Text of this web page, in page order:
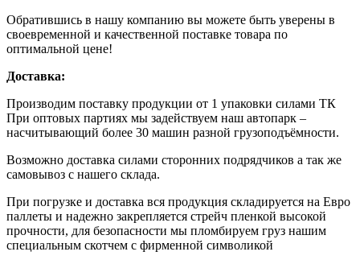
Обратившись в нашу компанию вы можете быть уверены в
своевременной и качественной поставке товара по
оптимальной цене!
Доставка:
Производим поставку продукции от 1 упаковки силами ТК
При оптовых партиях мы задействуем наш автопарк –
насчитывающий более 30 машин разной грузоподъёмности.
Возможно доставка силами сторонних подрядчиков а так же
самовывоз с нашего склада.
При погрузке и доставка вся продукция складируется на Евро
паллеты и надежно закрепляется стрейч пленкой высокой
прочности, для безопасности мы пломбируем груз нашим
специальным скотчем с фирменной символикой